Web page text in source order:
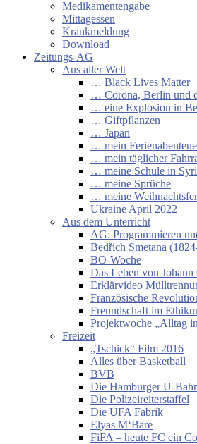
Medikamentengabe
Mittagessen
Krankmeldung
Download
Zeitungs-AG
Aus aller Welt
… Black Lives Matter
… Corona, Berlin und
… eine Explosion in
… Giftpflanzen
… Japan
… mein
… mein täglicher
… meine Schule in
… meine Sprüche
… meine
Ukraine April 2022
Aus dem Unterricht
AG: Programmieren
Bedřich Smetana
BO-Woche
Das Leben von
Erklärvideo
Französische
Freundschaft im
Projektwoche „Alltag
Freizeit
„Tschick“ Film 2016
Alles über Basketball
BVB
Die Hamburger U-
Die Polizeireiterstaffel
Die UFA Fabrik
Elyas M‘Bare
FiFA – heute FC ein